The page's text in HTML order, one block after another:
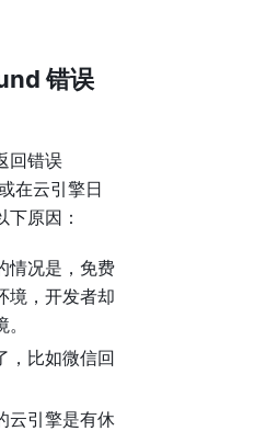
错误
回错误
在云引擎日
原因：
情况是，免费
境，开发者却
，比如微信回
云引擎是有休